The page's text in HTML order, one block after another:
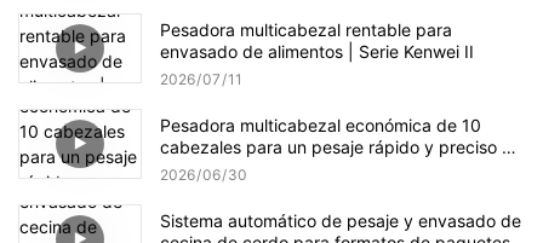
Pesadora multicabezal rentable para
envasado de alimentos | Serie Kenwei II
2026 07 11
Pesadora multicabezal económica de 10
cabezales para un pesaje rápido y preciso de
gránulos.
2026 06 30
Sistema automático de pesaje y envasado de